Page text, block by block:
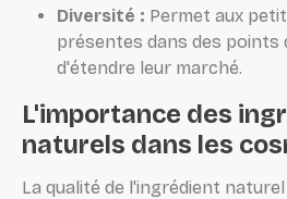
Diversité : Permet aux
présentes dans des points
d'étendre leur marché.
L'importance des
naturels dans les
La qualité de l'ingrédient